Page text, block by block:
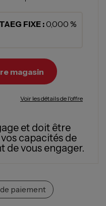
TAEG FIXE :0,000 %
magasin
Voir les détails de l'offre
et doit être
capacités de
de vous engager.
paiement